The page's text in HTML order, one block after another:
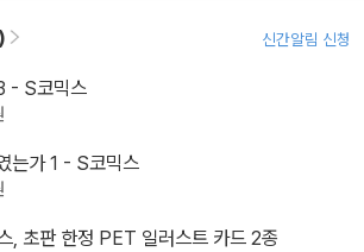
신간알림 신청
- S코믹스
는가 1 - S코믹스
, 초판 한정 PET 일러스트 카드 2종